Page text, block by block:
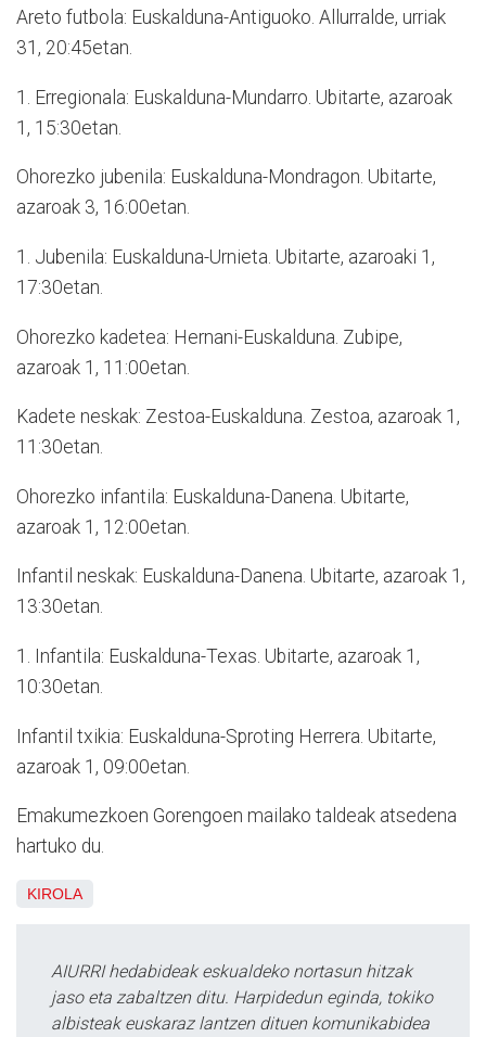
Areto futbola: Euskalduna-Antiguoko. Allurralde, urriak
31, 20:45etan.
1. Erregionala: Euskalduna-Mundarro. Ubitarte, azaroak
1, 15:30etan.
Ohorezko jubenila: Euskalduna-Mondragon. Ubitarte,
azaroak 3, 16:00etan.
1. Jubenila: Euskalduna-Urnieta. Ubitarte, azaroaki 1,
17:30etan.
Ohorezko kadetea: Hernani-Euskalduna. Zubipe,
azaroak 1, 11:00etan.
Kadete neskak: Zestoa-Euskalduna. Zestoa, azaroak 1,
11:30etan.
Ohorezko infantila: Euskalduna-Danena. Ubitarte,
azaroak 1, 12:00etan.
Infantil neskak: Euskalduna-Danena. Ubitarte, azaroak 1,
13:30etan.
1. Infantila: Euskalduna-Texas. Ubitarte, azaroak 1,
10:30etan.
Infantil txikia: Euskalduna-Sproting Herrera. Ubitarte,
azaroak 1, 09:00etan.
Emakumezkoen Gorengoen mailako taldeak atsedena
hartuko du.
KIROLA
AIURRI hedabideak eskualdeko nortasun hitzak
jaso eta zabaltzen ditu. Harpidedun eginda, tokiko
albisteak euskaraz lantzen dituen komunikabidea